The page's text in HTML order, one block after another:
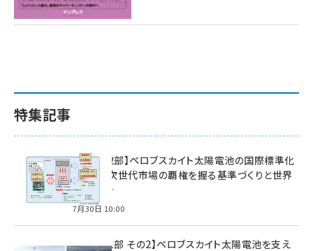
特集記事
特集【第2部】ペロブスカイト太陽電池の国際標準化
戦略 ― 次世代市場の覇権を握る基準づくりと世界
の動向 ―
7月30日 10:00
特集【第1部 その2】ペロブスカイト太陽電池を支え